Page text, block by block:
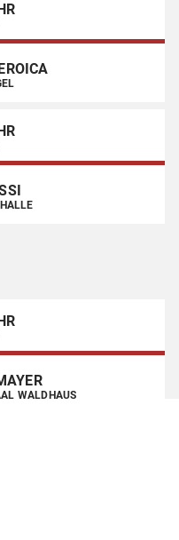
WALDHAUS